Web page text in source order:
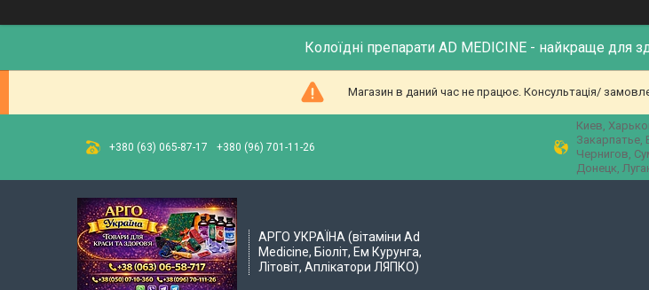
Колоїдні препарати AD MEDICINE - найкраще для
Магазин в даний час не працює. Консультація/
+380 (63) 065-87-17 +380 (96) 701-11-26
Киев,
Чернигов,
Донецк,
АРГО УКРАЇНА (вітаміни Ad
Medicine, Біоліт, Ем Курунга,
Літовіт, Аплікатори ЛЯПКО)